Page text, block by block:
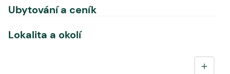
Ubytování a ceník
Lokalita a okolí